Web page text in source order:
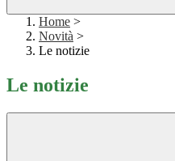
Home >
Novità >
Le notizie
Le notizie